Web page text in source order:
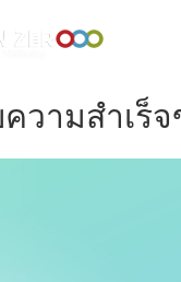
วามสำเร็จ